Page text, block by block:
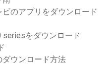
のアプリをダウンロード
seriesをダウンロード
ウンロード方法